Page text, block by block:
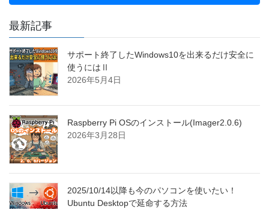
最新記事
サポート終了したWindows10を出来るだけ安全に
使うにはⅡ
2026年5月4日
Raspberry Pi OSのインストール(Imager2.0.6)
2026年3月28日
2025/10/14以降も今のパソコンを使いたい！
Ubuntu Desktopで延命する方法